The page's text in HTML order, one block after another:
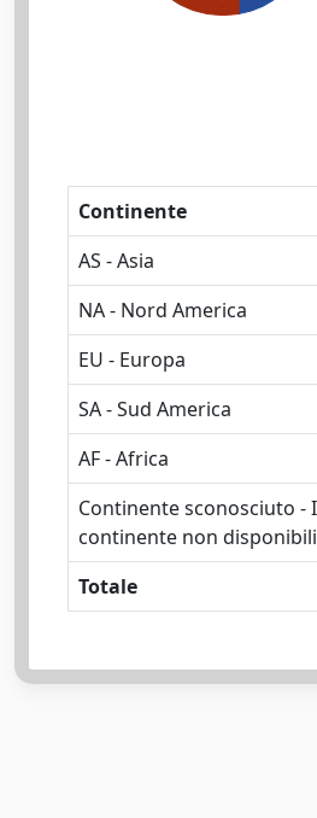
Continente
AS - Asia
NA - Nord America
EU - Europa
SA - Sud America
AF - Africa
Continente sconosciuto -
continente non disponibili
Totale